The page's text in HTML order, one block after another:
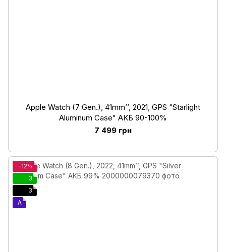
Apple Watch (7 Gen.), 41mm’’, 2021, GPS "Starlight
Aluminum Case" АКБ 90-100%
7 499 грн
−12%
3
3
A